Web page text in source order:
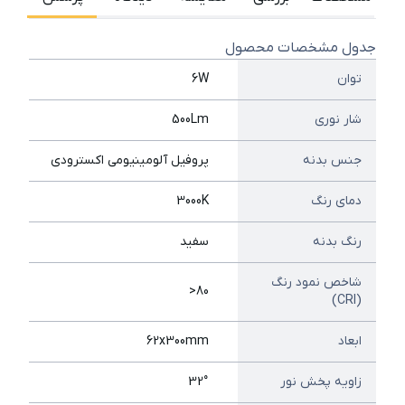
جدول مشخصات محصول
توان 6W
شار نوری 500Lm
جنس بدنه پروفیل آلومینیومي اكسترودی
دمای رنگ 3000K
رنگ بدنه سفید
شاخص نمود رنگ
(CRI)
80<
ابعاد 62x300mm
زاویه پخش نور 32°